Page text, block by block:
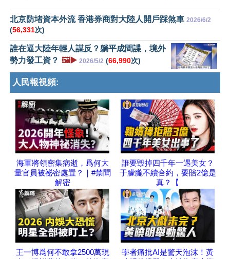
北京防堵資本外流 香港券商對大陸人開戶踩煞車 2026/6/2
(56,331次)
誰在逼大陸年輕人謀反？躺平成間諜，境外
勢力發工資？ 🖼️▶️ 2026/5/2 (66,990次)
人民報視頻:
海軍將領密集病逝，爲何大
量官員被祕密處置？｜#禁聞
解密
誰要毀掉四千年一遇美女？
于朦朧不續合約，要賠2億是
真？【
王一博爲何不敢拿2500萬現
學者痛批AI是驚天泡沫！黃